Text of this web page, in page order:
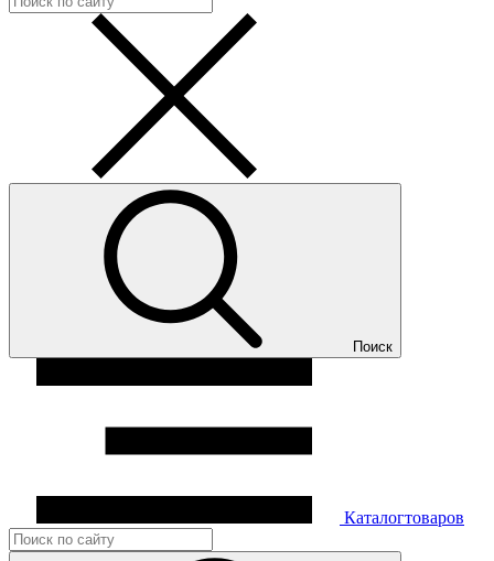
Поиск
Каталогтоваров